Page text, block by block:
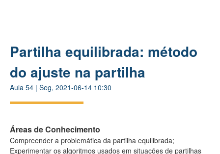
Partilha equilibrada: método
do ajuste na partilha
Aula 54 | Seg, 2021-06-14 10:30
Áreas de Conhecimento
Compreender a problemática da partilha equilibrada;
Experimentar os algoritmos usados em situações de partilhas